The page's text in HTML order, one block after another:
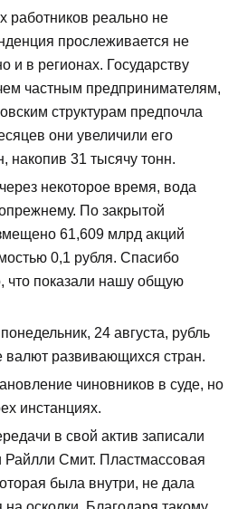
работников реально не
прослеживается не
и в регионах. Государству
частным предпринимателям,
структурам предпочла
они увеличили его
накопив 31 тысячу тонн.
некоторое время, вода
По закрытой
61,609 млрд акций
0,1 рубля. Спасибо
что показали нашу общую
24 августа, рубль
валют развивающихся стран.
чиновников в суде, но
инстанциях.
в свой актив записали
Смит. Пластмассовая
была внутри, не дала